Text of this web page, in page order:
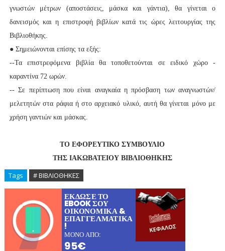
γνωστών μέτρων (αποστάσεις, μάσκα και γάντια), θα γίνεται ο
δανεισμός και η επιστροφή βιβλίων κατά τις ώρες λειτουργίας της
Βιβλιοθήκης.
● Σημειώνονται επίσης τα εξής:
--Τα επιστρεφόμενα βιβλία θα τοποθετούνται σε ειδικό χώρο -
καραντίνα 72 ωρών.
-- Σε περίπτωση που είναι αναγκαία η πρόσβαση των αναγνωστών/
μελετητών στα ράφια ή στο αρχειακό υλικό, αυτή θα γίνεται μόνο με
χρήση γαντιών και μάσκας.
ΤΟ ΕΦΟΡΕΥΤΙΚΟ ΣΥΜΒΟΥΛΙΟ
ΤΗΣ ΙΑΚΩΒΑΤΕΙΟΥ ΒΙΒΛΙΟΘΗΚΗΣ
Tags # ΒΙΒΛΙΟΘΗΚΕΣ